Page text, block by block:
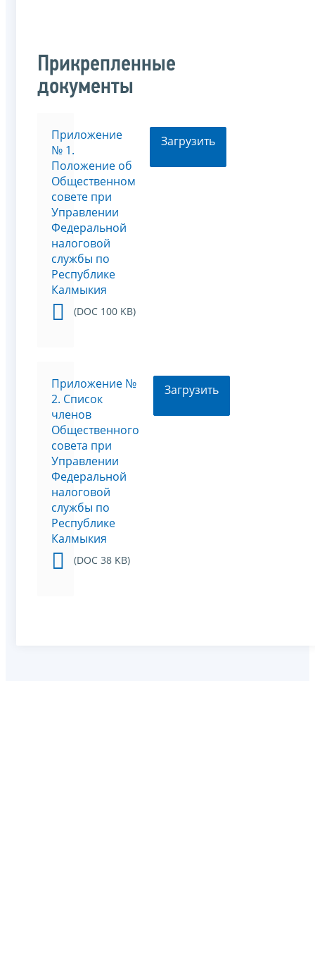
Прикрепленные
документы
Приложение
№ 1.
Положение об
Общественном
совете при
Управлении
Федеральной
налоговой
службы по
Республике
Калмыкия
(DOC 100 KB)
Загрузить
Приложение №
2. Список
членов
Общественного
совета при
Управлении
Федеральной
налоговой
службы по
Республике
Калмыкия
(DOC 38 KB)
Загрузить